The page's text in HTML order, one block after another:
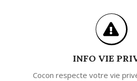
INFO VIE
Cocon respecte votre vie